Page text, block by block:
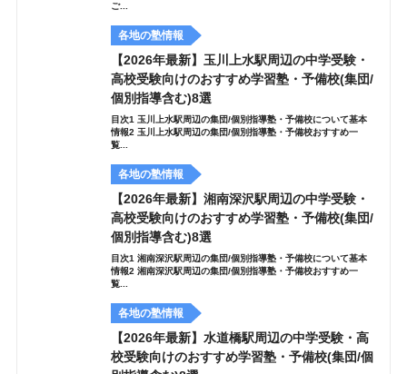
ご...
各地の塾情報
【2026年最新】玉川上水駅周辺の中学受験・
高校受験向けのおすすめ学習塾・予備校(集団/
個別指導含む)8選
目次1 玉川上水駅周辺の集団/個別指導塾・予備校について基本
情報2 玉川上水駅周辺の集団/個別指導塾・予備校おすすめ一
覧...
各地の塾情報
【2026年最新】湘南深沢駅周辺の中学受験・
高校受験向けのおすすめ学習塾・予備校(集団/
個別指導含む)8選
目次1 湘南深沢駅周辺の集団/個別指導塾・予備校について基本
情報2 湘南深沢駅周辺の集団/個別指導塾・予備校おすすめ一
覧...
各地の塾情報
【2026年最新】水道橋駅周辺の中学受験・高
校受験向けのおすすめ学習塾・予備校(集団/個